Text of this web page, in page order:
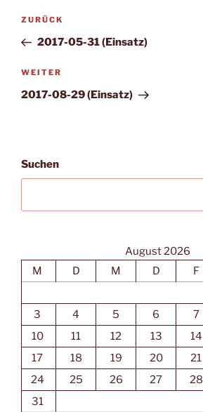
Beitragsnavigation
Vorheriger
Beitrag
ZURÜCK
2017-05-31 (Einsatz)
Nächster
Beitrag
WEITER
2017-08-29 (Einsatz)
Suchen
August 2026
M
D M D F
3
4 5 6 7
10
11 12 13 14
17
18 19 20 21
24
25 26 27 28
31